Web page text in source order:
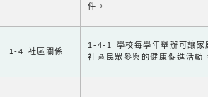
件。
1-4 社區關係
1-4-1 學校每學年舉辦可讓家
社區民眾參與的健康促進活動